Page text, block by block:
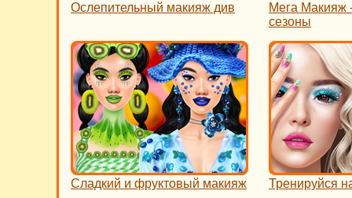
Ослепительный макияж див
Мега Макияж
сезоны
Сладкий и фруктовый макияж Тренируйся